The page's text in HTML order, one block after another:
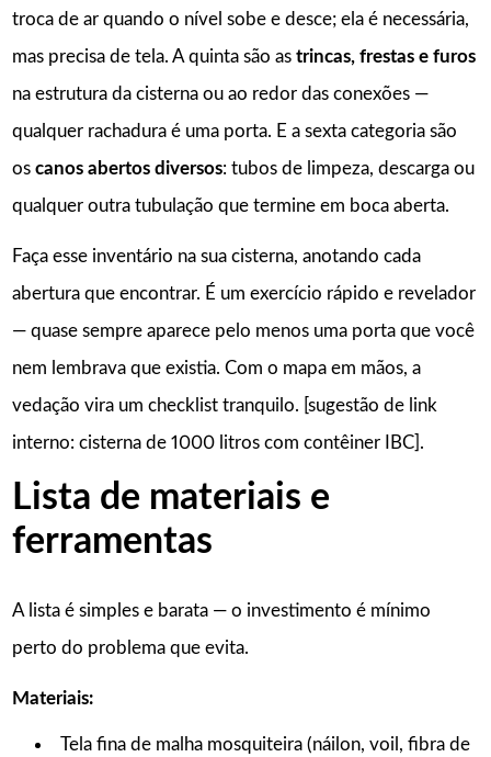
troca de ar quando o nível sobe e desce; ela é necessária,
mas precisa de tela. A quinta são as trincas, frestas e furos
na estrutura da cisterna ou ao redor das conexões —
qualquer rachadura é uma porta. E a sexta categoria são
os canos abertos diversos: tubos de limpeza, descarga ou
qualquer outra tubulação que termine em boca aberta.
Faça esse inventário na sua cisterna, anotando cada
abertura que encontrar. É um exercício rápido e revelador
— quase sempre aparece pelo menos uma porta que você
nem lembrava que existia. Com o mapa em mãos, a
vedação vira um checklist tranquilo. [sugestão de link
interno: cisterna de 1000 litros com contêiner IBC].
Lista de materiais e
ferramentas
A lista é simples e barata — o investimento é mínimo
perto do problema que evita.
Materiais:
Tela fina de malha mosquiteira (náilon, voil, fibra de